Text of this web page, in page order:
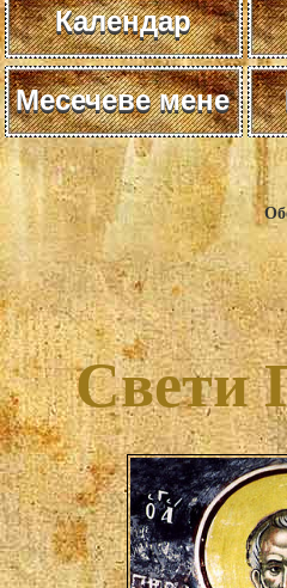
Календар
Месечеве мене
Свети